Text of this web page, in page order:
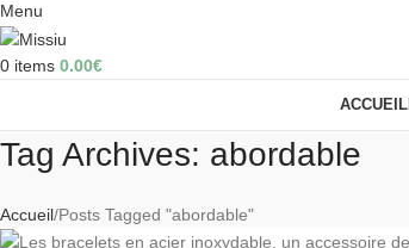
Menu
0 items 0.00€
ACCUEIL
Tag Archives: abordable
Accueil Posts Tagged "abordable"